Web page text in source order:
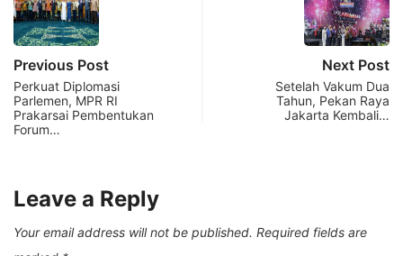
Previous Post
Perkuat Diplomasi
Parlemen, MPR RI
Prakarsai Pembentukan
Forum…
Next Post
Setelah Vakum Dua
Tahun, Pekan Raya
Jakarta Kembali…
Leave a Reply
Your email address will not be published. Required fields are